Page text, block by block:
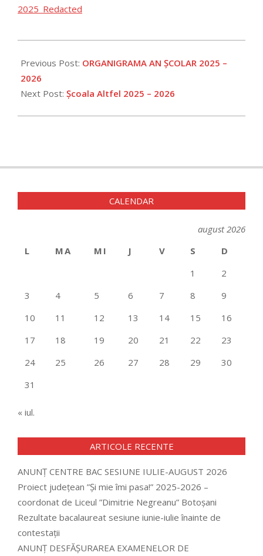
2025_Redacted
11-
21
Previous Post: ORGANIGRAMA AN ȘCOLAR 2025 –
2026
Next Post: Școala Altfel 2025 – 2026
CALENDAR
august 2026
L
MA MI J V S
D
1
2
3
4 5 6 7 8
9
10
11 12 13 14 15
16
17
18 19 20 21 22
23
24
25 26 27 28 29
30
31
« iul.
ARTICOLE RECENTE
ANUNȚ CENTRE BAC SESIUNE IULIE-AUGUST 2026
Proiect județean ”Și mie îmi pasa!” 2025-2026 –
coordonat de Liceul ”Dimitrie Negreanu” Botoșani
Rezultate bacalaureat sesiune iunie-iulie înainte de
contestații
ANUNȚ DESFĂȘURAREA EXAMENELOR DE